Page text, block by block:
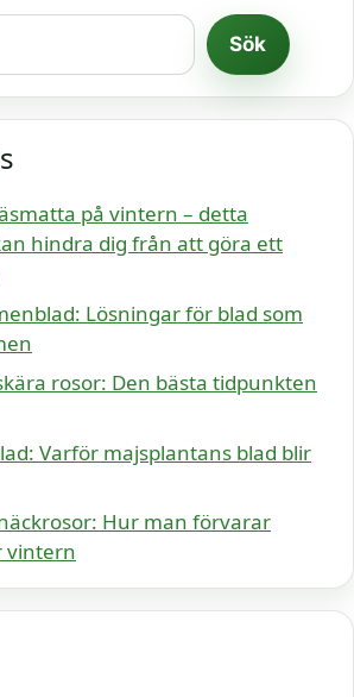
Sök
på vintern – detta
hindra dig från att göra ett
Lösningar för blad som
rosor: Den bästa tidpunkten
Varför majsplantans blad blir
Hur man förvarar
vintern